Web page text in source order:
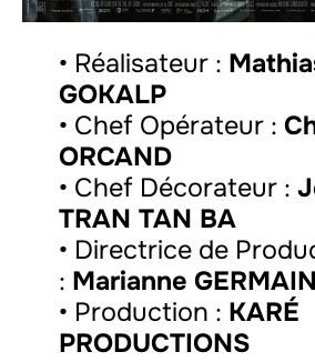
• Réalisateur :
GOKALP
• Chef Opérateur :
ORCAND
• Chef Décorateur :
TRAN TAN BA
• Directrice de
: Marianne GERMAIN
• Production : KARÉ
PRODUCTIONS